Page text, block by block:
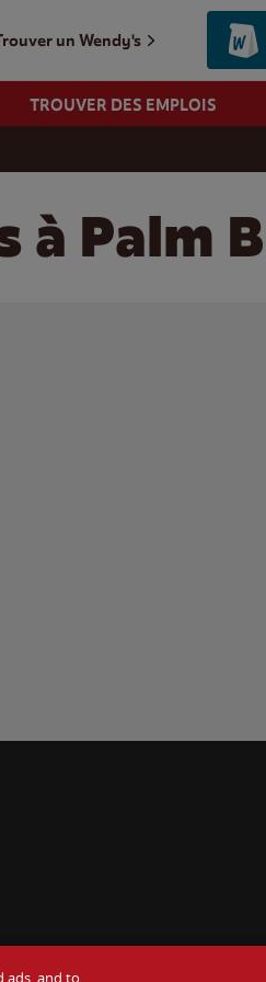
un Wendy's
TROUVER DES EMPLOIS
à Palm
ads, and to